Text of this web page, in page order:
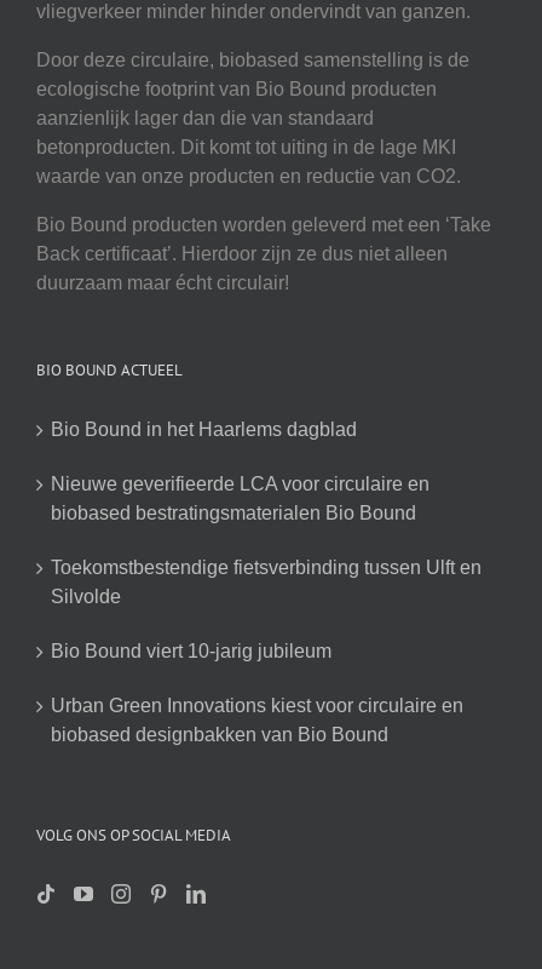
vliegverkeer minder hinder ondervindt van ganzen.
Door deze circulaire, biobased samenstelling is de
ecologische footprint van Bio Bound producten
aanzienlijk lager dan die van standaard
betonproducten. Dit komt tot uiting in de lage MKI
waarde van onze producten en reductie van CO2.
Bio Bound producten worden geleverd met een ‘Take
Back certificaat’. Hierdoor zijn ze dus niet alleen
duurzaam maar écht circulair!
BIO BOUND ACTUEEL
Bio Bound in het Haarlems dagblad
Nieuwe geverifieerde LCA voor circulaire en
biobased bestratingsmaterialen Bio Bound
Toekomstbestendige fietsverbinding tussen Ulft en
Silvolde
Bio Bound viert 10-jarig jubileum
Urban Green Innovations kiest voor circulaire en
biobased designbakken van Bio Bound
VOLG ONS OP SOCIAL MEDIA